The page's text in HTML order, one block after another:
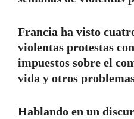
Francia ha visto
violentas protestas
impuestos sobre el
vida y otros
Hablando en un